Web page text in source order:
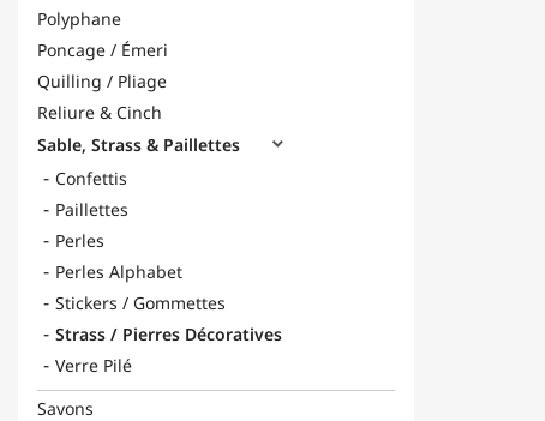
Polyphane
Poncage / Émeri
Quilling / Pliage
Reliure & Cinch
Sable, Strass & Paillettes

Confettis
Paillettes
Perles
Perles Alphabet
Stickers / Gommettes
Strass / Pierres Décoratives
Verre Pilé
Savons